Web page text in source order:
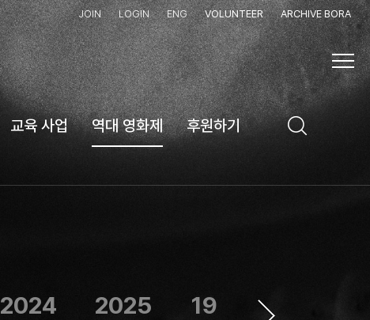
JOIN LOGIN ENG VOLUNTEER ARCHIVE BORA
교육 사업 역대 영화제 후원하기
2024 2025 1997